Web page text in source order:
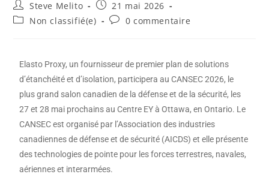
Steve Melito
21 mai 2026
Non classifié(e)
0 commentaire
Elasto Proxy, un fournisseur de premier plan de solutions
d’étanchéité et d’isolation, participera au CANSEC 2026, le
plus grand salon canadien de la défense et de la sécurité, les
27 et 28 mai prochains au Centre EY à Ottawa, en Ontario. Le
CANSEC est organisé par l’Association des industries
canadiennes de défense et de sécurité (AICDS) et elle présente
des technologies de pointe pour les forces terrestres, navales,
aériennes et interarmées.